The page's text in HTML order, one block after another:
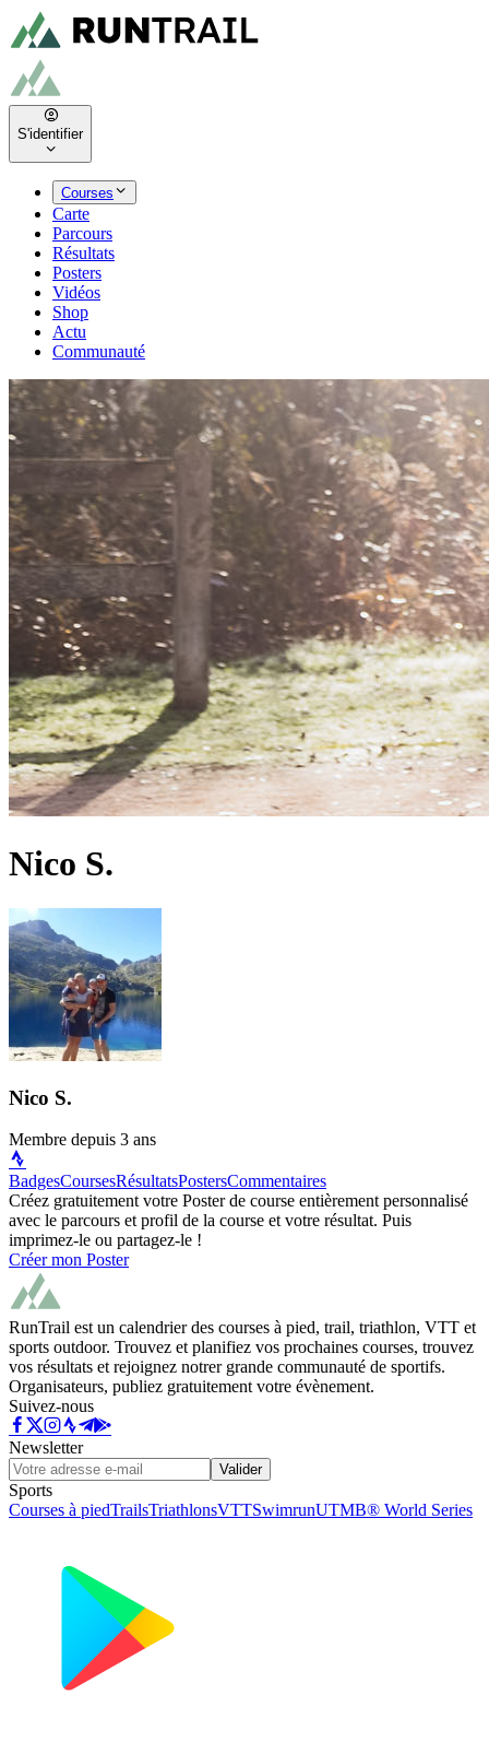
S'identifier
Courses
Carte
Parcours
Résultats
Posters
Vidéos
Shop
Actu
Communauté
Nico S.
Nico S.
Membre depuis 3 ans
BadgesCoursesRésultatsPostersCommentaires
Créez gratuitement votre Poster de course entièrement personnalisé
avec le parcours et profil de la course et votre résultat. Puis
imprimez-le ou partagez-le !
Créer mon Poster
RunTrail est un calendrier des courses à pied, trail, triathlon, VTT et
sports outdoor. Trouvez et planifiez vos prochaines courses, trouvez
vos résultats et rejoignez notrer grande communauté de sportifs.
Organisateurs, publiez gratuitement votre évènement.
Suivez-nous
Newsletter
Valider
Sports
Courses à piedTrailsTriathlonsVTTSwimrunUTMB® World Series